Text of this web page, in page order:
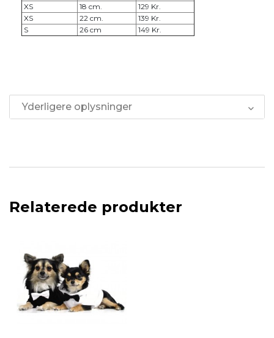
XS
18 cm.
129 Kr.
XS
22 cm.
139 Kr.
S
26 cm 149 Kr.
Yderligere oplysninger
Relaterede produkter